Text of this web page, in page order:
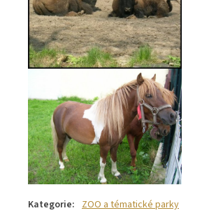
Kategorie: ZOO a tématické parky